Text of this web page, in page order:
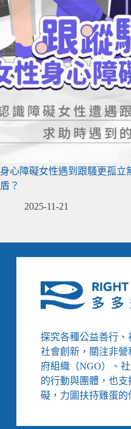
身心障礙女性遇到跟騷更孤立
盾？
2025-11-21
探究各種公益善行、
社會創新，關注非
府組織（NGO）、
的行動與團體，也
礙，力圖扶持雞蛋的